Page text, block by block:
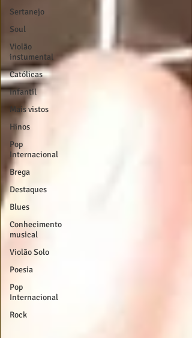
Sertanejo
Soul
Violão
instumental
Católicas
Infantil
Mais vistos
Hinos
Pop
Internacional
Brega
Destaques
Blues
Conhecimento
musical
Violão Solo
Poesia
Pop
Internacional
Rock